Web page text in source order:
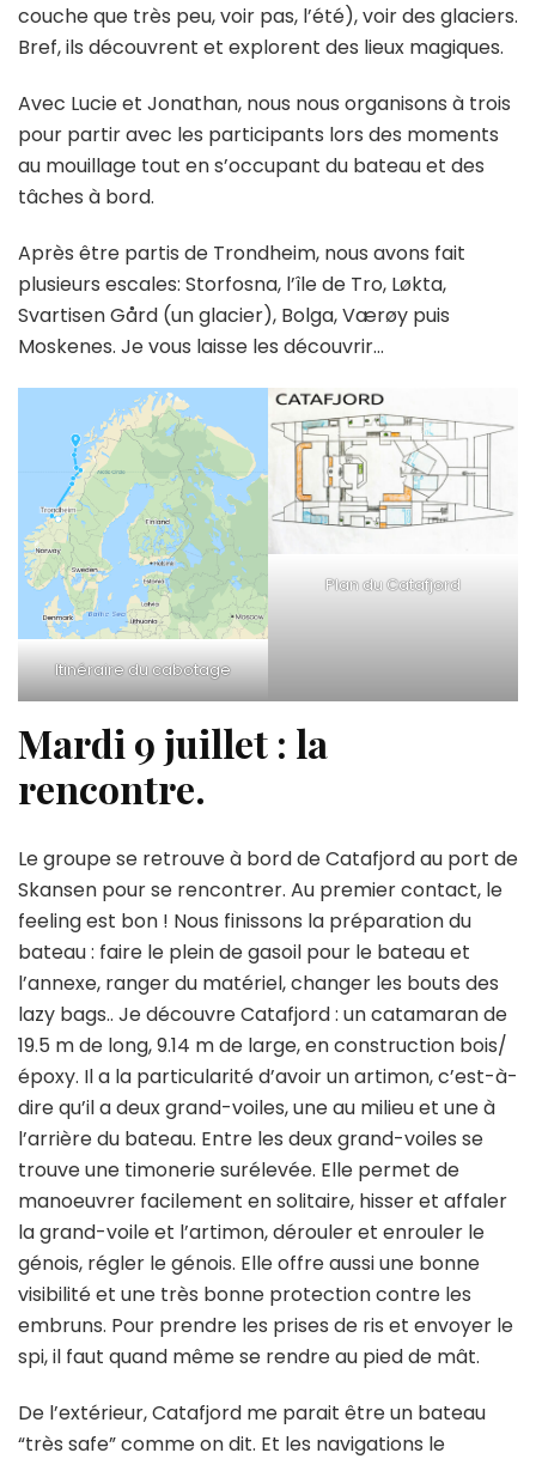
couche que très peu, voir pas, l’été), voir des glaciers.
Bref, ils découvrent et explorent des lieux magiques.
Avec Lucie et Jonathan, nous nous organisons à trois
pour partir avec les participants lors des moments
au mouillage tout en s’occupant du bateau et des
tâches à bord.
Après être partis de Trondheim, nous avons fait
plusieurs escales: Storfosna, l’île de Tro, Løkta,
Svartisen Gård (un glacier), Bolga, Værøy puis
Moskenes. Je vous laisse les découvrir…
Itinéraire du cabotage
Plan du Catafjord
Mardi 9 juillet : la
rencontre.
Le groupe se retrouve à bord de Catafjord au port de
Skansen pour se rencontrer. Au premier contact, le
feeling est bon ! Nous finissons la préparation du
bateau : faire le plein de gasoil pour le bateau et
l’annexe, ranger du matériel, changer les bouts des
lazy bags.. Je découvre Catafjord : un catamaran de
19.5 m de long, 9.14 m de large, en construction bois/
époxy. Il a la particularité d’avoir un artimon, c’est-à-
dire qu’il a deux grand-voiles, une au milieu et une à
l’arrière du bateau. Entre les deux grand-voiles se
trouve une timonerie surélevée. Elle permet de
manoeuvrer facilement en solitaire, hisser et affaler
la grand-voile et l’artimon, dérouler et enrouler le
génois, régler le génois. Elle offre aussi une bonne
visibilité et une très bonne protection contre les
embruns. Pour prendre les prises de ris et envoyer le
spi, il faut quand même se rendre au pied de mât.
De l’extérieur, Catafjord me parait être un bateau
“très safe” comme on dit. Et les navigations le